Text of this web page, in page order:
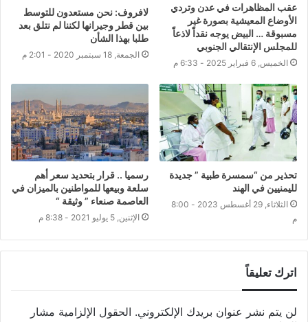
عقب المظاهرات في عدن وتردي
الأوضاع المعيشية بصورة غير
مسبوقة … البيض يوجه نقداّ لاذعاّ
للمجلس الإنتقالي الجنوبي
الخميس, 6 فبراير 2025 - 6:33 م
لافروف: نحن مستعدون للتوسط
بين قطر وجيرانها لكننا لم نتلق بعد
طلبا بهذا الشأن
الجمعة, 18 سبتمبر 2020 - 2:01 م
تحذير من “سمسرة طبية ” جديدة
لليمنيين في الهند
الثلاثاء, 29 أغسطس 2023 - 8:00
م
رسميا .. قرار بتحديد سعر أهم
سلعة وبيعها للمواطنين بالميزان في
العاصمة صنعاء ” وثيقة “
الإثنين, 5 يوليو 2021 - 8:38 م
اترك تعليقاً
لن يتم نشر عنوان بريدك الإلكتروني. الحقول الإلزامية مشار